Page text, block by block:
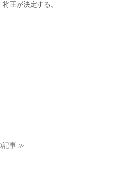
王が決定する。
記事 ≫